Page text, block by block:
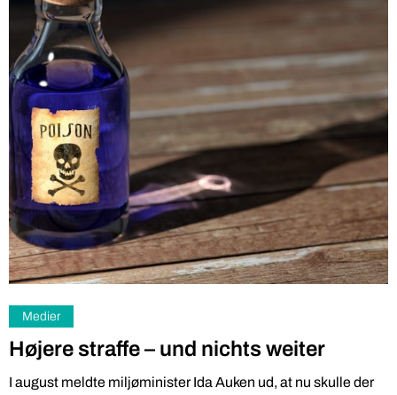
Medier
Højere straffe – und nichts weiter
I august meldte miljøminister Ida Auken ud, at nu skulle der